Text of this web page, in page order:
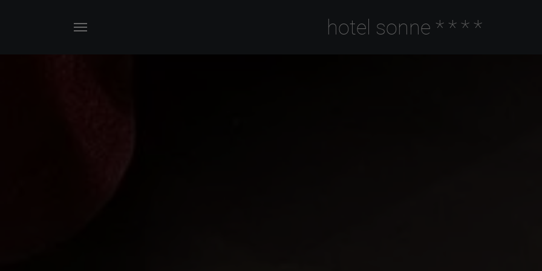
hotel sonne ****